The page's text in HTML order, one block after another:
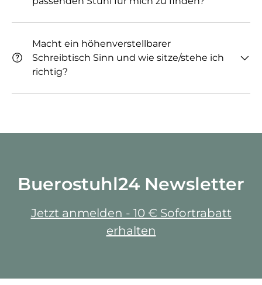
Macht ein höhenverstellbarer
Schreibtisch Sinn und wie sitze/stehe ich
richtig?
Buerostuhl24 Newsletter
Jetzt anmelden - 10 € Sofortrabatt
erhalten